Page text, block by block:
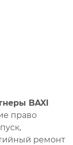
BAXI
право
ремонт